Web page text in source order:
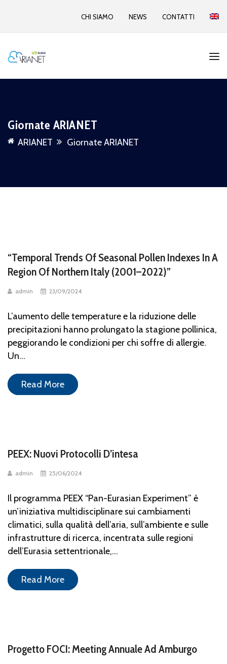
CHI SIAMO NEWS CONTATTI
Giornate ARIANET
ARIANET Giornate ARIANET
“Temporal Trends Of Seasonal Pollen Indexes In A
Region Of Northern Italy (2001–2022)”
admin 23/09/2024
L’aumento delle temperature e la riduzione delle
precipitazioni hanno prolungato la stagione pollinica,
peggiorando le condizioni per chi soffre di allergie.
Un...
Read More
PEEX: Nuovi Protocolli D’intesa
admin 25/06/2024
Il programma PEEX “Pan-Eurasian Experiment” è
un’iniziativa multidisciplinare sui cambiamenti
climatici, sulla qualità dell’aria, sull’ambiente e sulle
infrastrutture di ricerca, incentrata sulle regioni
dell’Eurasia settentrionale,...
Read More
Progetto FOCI: Meeting Annuale Ad Amburgo